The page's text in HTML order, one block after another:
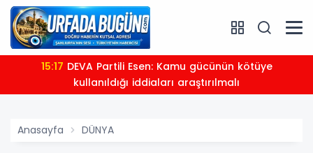
15:17
kullanıldığı iddiaları araştırılmalı
Anasayfa DÜNYA